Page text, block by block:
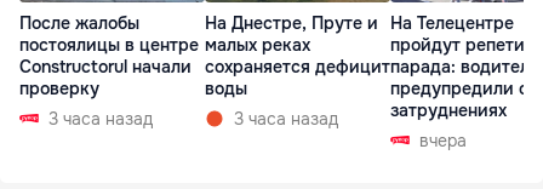
После жалобы
постоялицы в центре
Constructorul начали
проверку
3 часа назад
На Днестре, Пруте и
малых реках
сохраняется дефицит
воды
3 часа назад
На Телецентре
пройдут
парада:
предупредили о
затруднениях
вчера